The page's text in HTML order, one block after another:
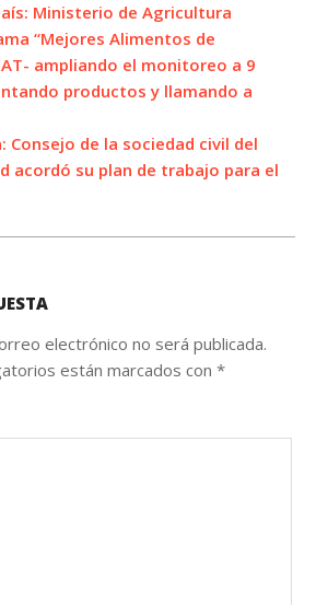
Ministerio de Agricultura
“Mejores Alimentos de
ampliando el monitoreo a 9
productos y llamando a
Consejo de la sociedad civil del
acordó su plan de trabajo para el
electrónico no será publicada.
están marcados con *